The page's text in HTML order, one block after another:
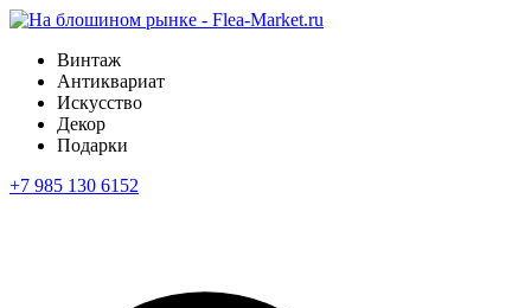
Винтаж
Антиквариат
Искусство
Декор
Подарки
+7 985 130 6152